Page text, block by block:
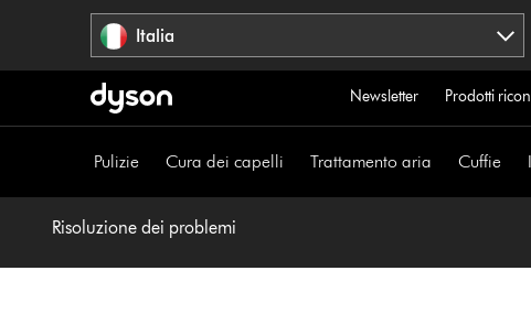
Italia
Newsletter Prodotti
Pulizie Cura dei capelli Trattamento aria Cuffie
Risoluzione dei problemi